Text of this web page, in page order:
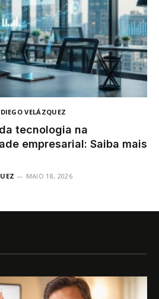
DIEGO VELÁZQUEZ
tecnologia na
empresarial: Saiba mais
MAIO 18, 2026